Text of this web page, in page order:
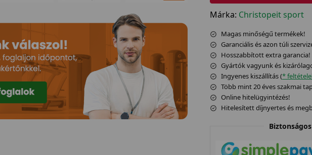
Márka: Christopeit sport
Magas minőségű termékek!
Garanciális és azon túli
Hosszabbított extra garancia!
Gyártók vagyunk és
Ingyenes kiszállítás (*
Több mint 20 éves szakmai
Online hitelügyintézés!
Hitelesített díjnyertes és